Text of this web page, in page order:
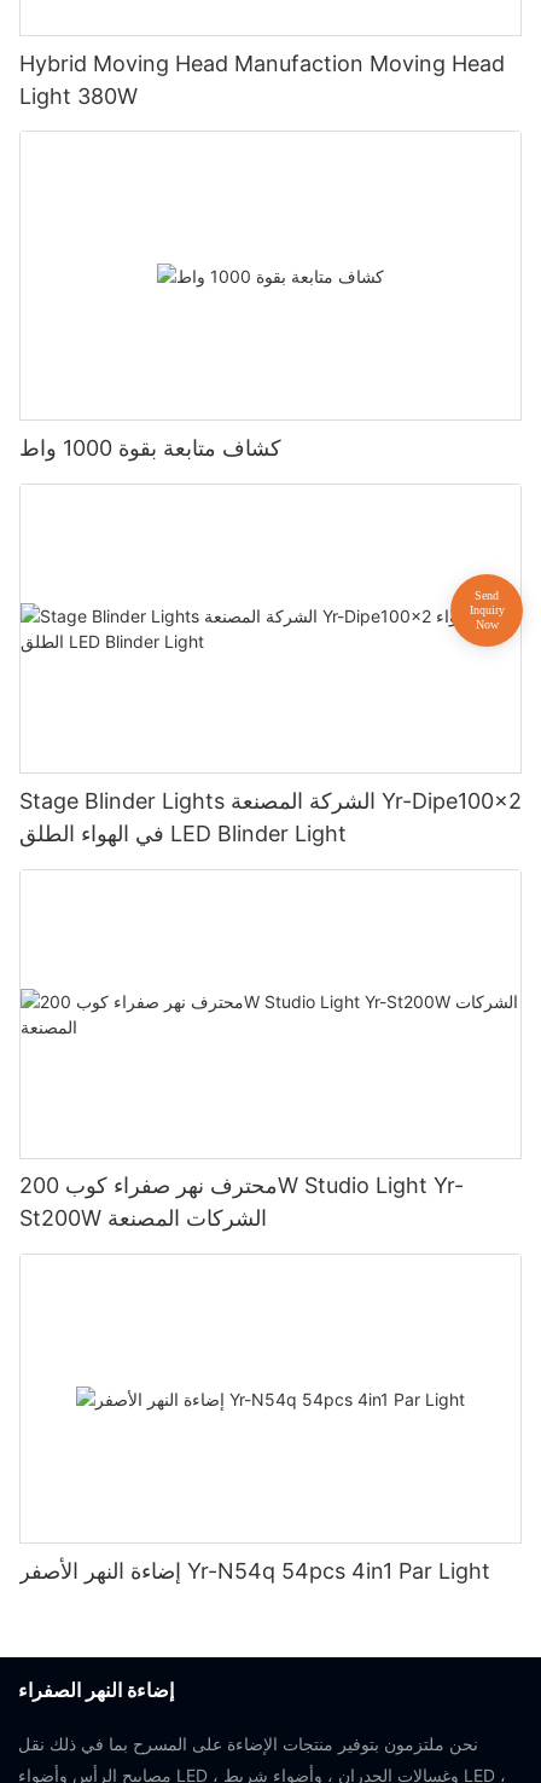
Hybrid Moving Head Manufaction Moving Head
Light 380W
كشاف متابعة بقوة 1000 واط
Stage Blinder Lights الشركة المصنعة Yr-Dipe100x2
في الهواء الطلق LED Blinder Light
محترف نهر صفراء كوب 200W Studio Light Yr-
St200W الشركات المصنعة
إضاءة النهر الأصفر Yr-N54q 54pcs 4in1 Par Light
إضاءة النهر الصفراء
نحن ملتزمون بتوفير منتجات الإضاءة على المسرح بما في ذلك نقل
مصابيح الرأس وأضواء LED ، وغسالات الجدران ، وأضواء شريط LED ،